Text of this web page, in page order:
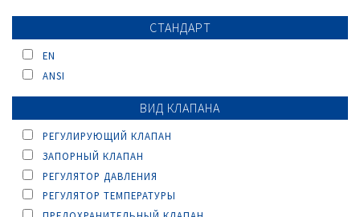
СТАНДАРТ
EN
ANSI
ВИД КЛАПАНА
РЕГУЛИРУЮЩИЙ КЛАПАН
ЗАПОРНЫЙ КЛАПАН
РЕГУЛЯТОР ДАВЛЕНИЯ
РЕГУЛЯТОР ТЕМПЕРАТУРЫ